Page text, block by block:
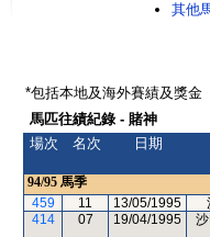
其他
*包括本地及海外賽績及獎金
馬匹往績紀錄 - 賭神
場次
名次 日期
94/95 馬季
459
11 13/05/1995
414
07 19/04/1995